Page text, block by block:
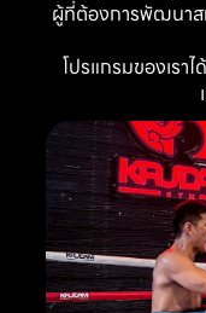
ผู้ที่ต้องการพัฒนาส
โปรแกรมของเรา